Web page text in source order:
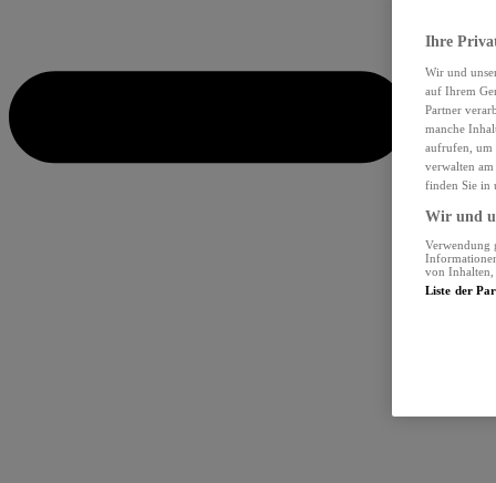
Ihre
Wir und
auf Ihrem
Partner
manche
aufrufen, um
verwalten
finden Sie in
Wir und
Verwendung
von Inhalten,
Liste der